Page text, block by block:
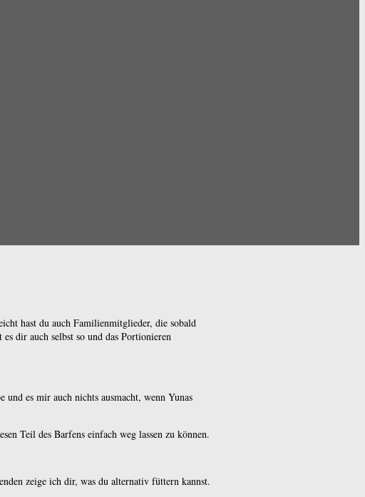
hast du auch Familienmitglieder, die sobald
dir auch selbst so und das Portionieren
es mir auch nichts ausmacht, wenn Yunas
Teil des Barfens einfach weg lassen zu können.
zeige ich dir, was du alternativ füttern kannst.